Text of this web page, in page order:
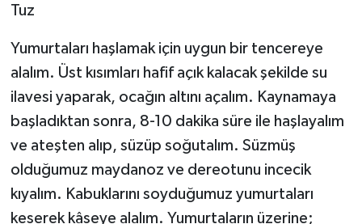
Tuz
Yumurtaları haşlamak için uygun bir tencereye
alalım. Üst kısımları hafif açık kalacak şekilde su
ilavesi yaparak, ocağın altını açalım. Kaynamaya
başladıktan sonra, 8-10 dakika süre ile haşlayalım
ve ateşten alıp, süzüp soğutalım. Süzmüş
olduğumuz maydanoz ve dereotunu incecik
kıyalım. Kabuklarını soyduğumuz yumurtaları
keserek kâseye alalım. Yumurtaların üzerine;